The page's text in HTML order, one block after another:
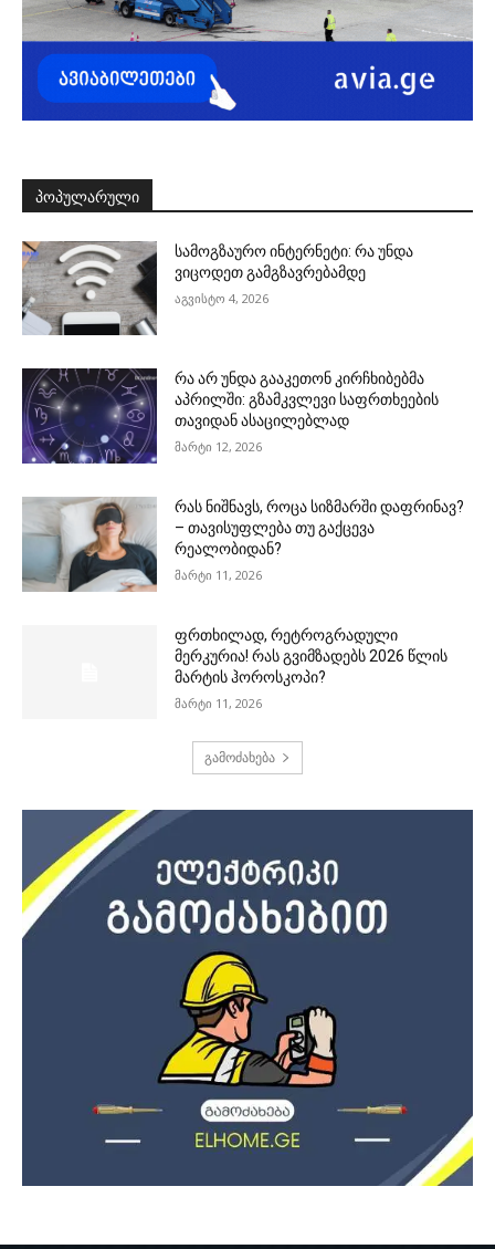
ᲞᲝᲞᲣᲚᲐᲠᲣᲚᲘ
სამოგზაურო ინტერნეტი: რა უნდა
ვიცოდეთ გამგზავრებამდე
აგვისტო 4, 2026
რა არ უნდა გააკეთონ კირჩხიბებმა
აპრილში: გზამკვლევი საფრთხეების
თავიდან ასაცილებლად
მარტი 12, 2026
რას ნიშნავს, როცა სიზმარში დაფრინავ?
– თავისუფლება თუ გაქცევა
რეალობიდან?
მარტი 11, 2026
ფრთხილად, რეტროგრადული
მერკურია! რას გვიმზადებს 2026 წლის
მარტის ჰოროსკოპი?
მარტი 11, 2026
გამოძახება